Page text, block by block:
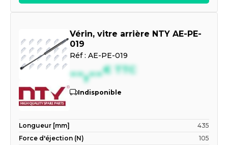
Vérin, vitre arrière NTY AE-PE-
019
Réf : AE-PE-019
--,--€ TTC
Indisponible
Longueur [mm]
435
Force d'éjection (N)
105